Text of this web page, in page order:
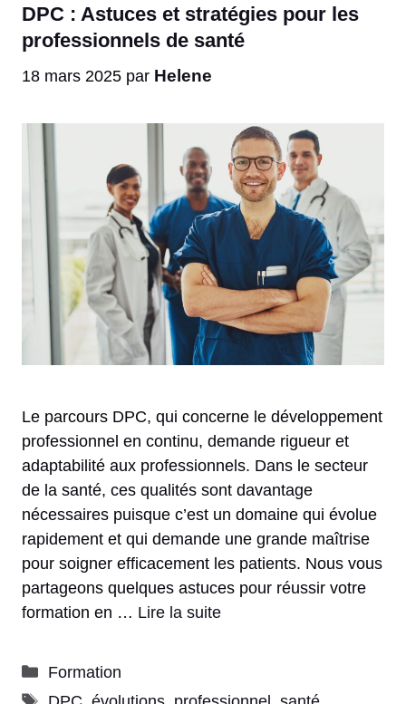
DPC : Astuces et stratégies pour les
professionnels de santé
18 mars 2025 par Helene
Le parcours DPC, qui concerne le développement
professionnel en continu, demande rigueur et
adaptabilité aux professionnels. Dans le secteur
de la santé, ces qualités sont davantage
nécessaires puisque c’est un domaine qui évolue
rapidement et qui demande une grande maîtrise
pour soigner efficacement les patients. Nous vous
partageons quelques astuces pour réussir votre
formation en … Lire la suite
Catégories
Formation
Étiquettes